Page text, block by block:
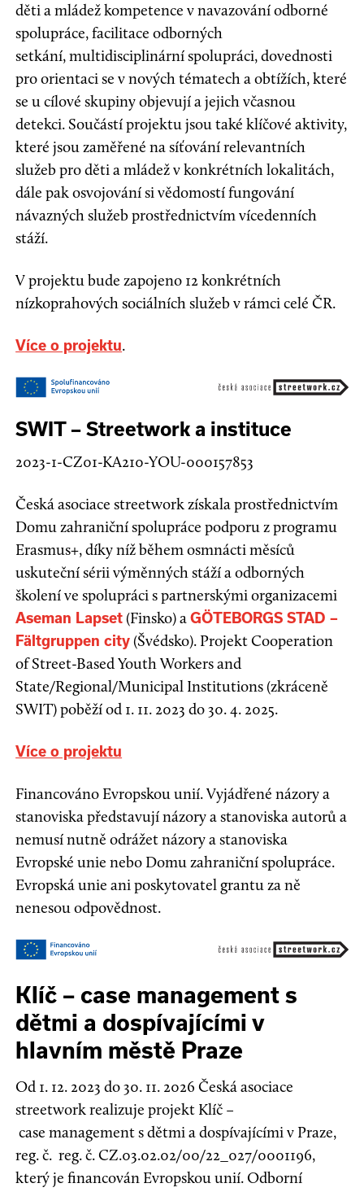
děti a mládež kompetence v navazování odborné
spolupráce, facilitace odborných
setkání, multidisciplinární spolupráci, dovednosti
pro orientaci se v nových tématech a obtížích, které
se u cílové skupiny objevují a jejich včasnou
detekci. Součástí projektu jsou také klíčové aktivity,
které jsou zaměřené na síťování relevantních
služeb pro děti a mládež v konkrétních lokalitách,
dále pak osvojování si vědomostí fungování
návazných služeb prostřednictvím vícedenních
stáží.
V projektu bude zapojeno 12 konkrétních
nízkoprahových sociálních služeb v rámci celé ČR.
Více o projektu.
SWIT – Streetwork a instituce
2023-1-CZ01-KA210-YOU-000157853
Česká asociace streetwork získala prostřednictvím
Domu zahraniční spolupráce podporu z programu
Erasmus+, díky níž během osmnácti měsíců
uskuteční sérii výměnných stáží a odborných
školení ve spolupráci s partnerskými organizacemi
Aseman Lapset (Finsko) aGÖTEBORGS STAD –
Fältgruppen city (Švédsko). Projekt Cooperation
of Street-Based Youth Workers and
State/Regional/Municipal Institutions (zkráceně
SWIT) poběží od 1. 11. 2023 do 30. 4. 2025.
Více o projektu
Financováno Evropskou unií. Vyjádřené názory a
stanoviska představují názory a stanoviska autorů a
nemusí nutně odrážet názory a stanoviska
Evropské unie nebo Domu zahraniční spolupráce.
Evropská unie ani poskytovatel grantu za ně
nenesou odpovědnost.
Klíč – case management s
dětmi a dospívajícími v
hlavním městě Praze
Od 1. 12. 2023 do 30. 11. 2026 Česká asociace
streetwork realizuje projekt Klíč –
case management s dětmi a dospívajícími v Praze,
reg. č. reg. č. CZ.03.02.02/00/22_027/0001196,
který je financován Evropskou unií. Odborní